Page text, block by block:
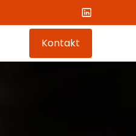
Kontakt